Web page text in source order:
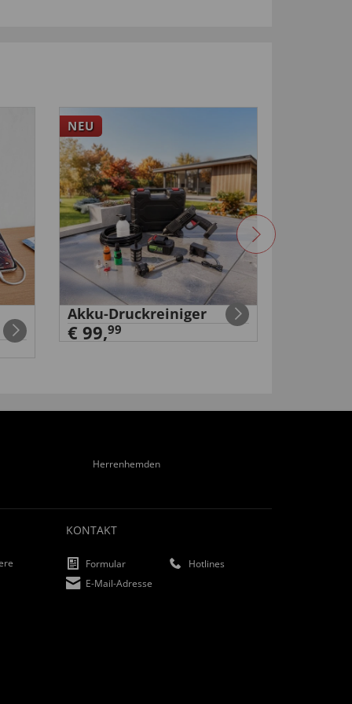
NEU
Akku-Druckreiniger
€ 99,99
Herrenhemden
KONTAKT
Formular
Hotlines
E-Mail-Adresse